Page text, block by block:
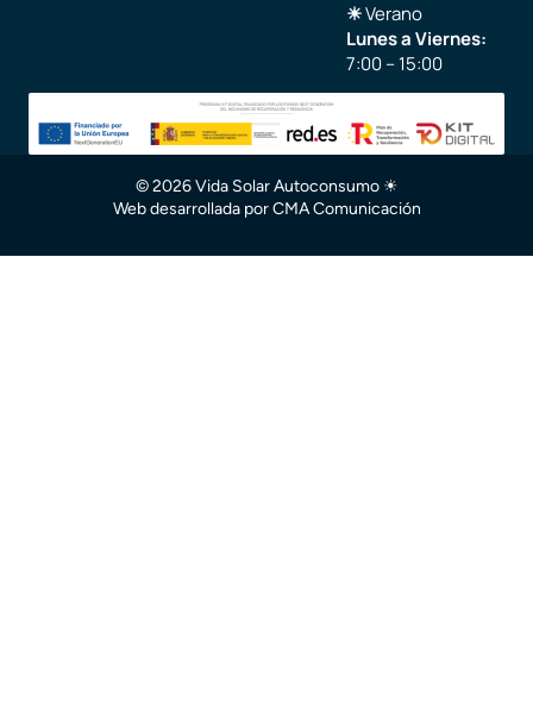
☀Verano
Lunes a Viernes:
7:00 – 15:00
© 2026 Vida Solar Autoconsumo ☀
Web desarrollada porCMA Comunicación